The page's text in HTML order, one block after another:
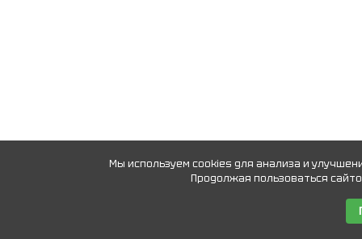
Мы используем cookies для анализа и
Продолжая пользоваться